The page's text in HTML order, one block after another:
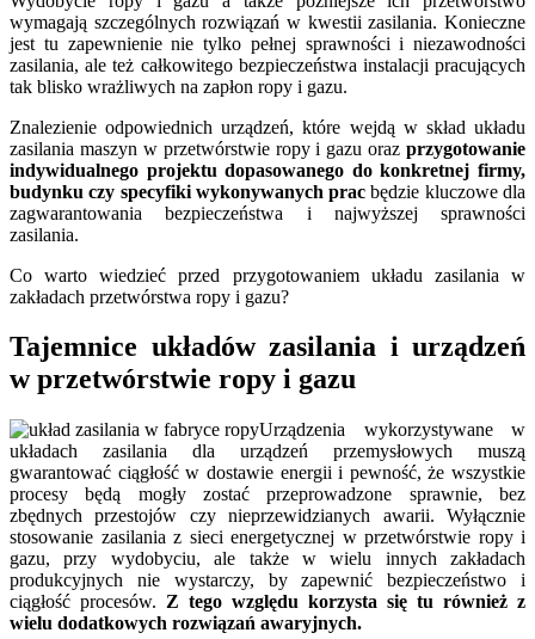
wymagają szczególnych rozwiązań w kwestii zasilania. Konieczne
jest tu zapewnienie nie tylko pełnej sprawności i niezawodności
zasilania, ale też całkowitego bezpieczeństwa instalacji pracujących
tak blisko wrażliwych na zapłon ropy i gazu.
Znalezienie odpowiednich urządzeń, które wejdą w skład układu
zasilania maszyn w przetwórstwie ropy i gazu oraz przygotowanie
indywidualnego projektu dopasowanego do konkretnej firmy,
budynku czy specyfiki wykonywanych prac będzie kluczowe dla
zagwarantowania bezpieczeństwa i najwyższej sprawności
zasilania.
Co warto wiedzieć przed przygotowaniem układu zasilania w
zakładach przetwórstwa ropy i gazu?
Tajemnice układów zasilania i urządzeń
w przetwórstwie ropy i gazu
Urządzenia wykorzystywane w
układach zasilania dla urządzeń przemysłowych muszą
gwarantować ciągłość w dostawie energii i pewność, że wszystkie
procesy będą mogły zostać przeprowadzone sprawnie, bez
zbędnych przestojów czy nieprzewidzianych awarii. Wyłącznie
stosowanie zasilania z sieci energetycznej w przetwórstwie ropy i
gazu, przy wydobyciu, ale także w wielu innych zakładach
produkcyjnych nie wystarczy, by zapewnić bezpieczeństwo i
ciągłość procesów. Z tego względu korzysta się tu również z
wielu dodatkowych rozwiązań awaryjnych.